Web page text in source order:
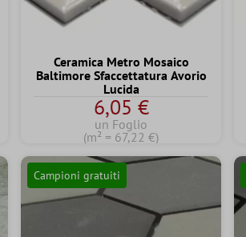
Ceramica Metro Mosaico
Baltimore Sfaccettatura Avorio
Lucida
6,05 €
un Foglio
(m² = 67,22 €)
Campioni gratuiti